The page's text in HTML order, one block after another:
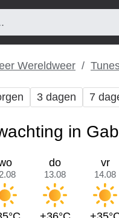
Wereldweer
3 dagen 7
in
do
13.08
vr
14.08